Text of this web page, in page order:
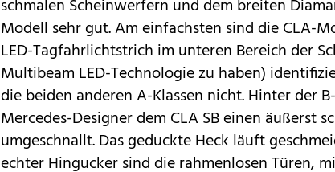
schmalen Scheinwerfern und dem breiten
Modell sehr gut. Am einfachsten sind die CLA-
LED-Tagfahrlichtstrich im unteren Bereich der
Multibeam LED-Technologie zu haben)
die beiden anderen A-Klassen nicht. Hinter der
Mercedes-Designer dem CLA SB einen äußerst
umgeschnallt. Das geduckte Heck läuft
echter Hingucker sind die rahmenlosen Türen,